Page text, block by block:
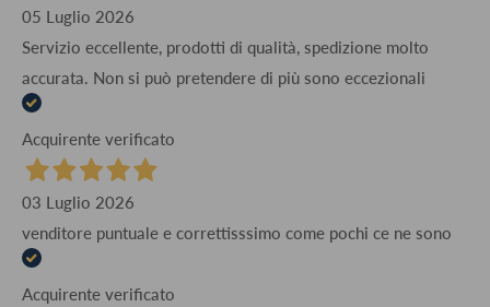
05 Luglio 2026
Servizio eccellente, prodotti di qualità, spedizione molto
accurata. Non si può pretendere di più sono eccezionali
Acquirente verificato
03 Luglio 2026
venditore puntuale e correttisssimo come pochi ce ne sono
Acquirente verificato